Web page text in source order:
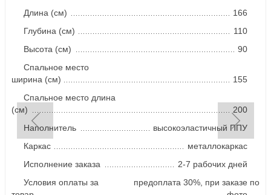
Длина (см)
166
Глубина (см)
110
Высота (см)
90
Спальное место
ширина (см)
155
Спальное место длина
(см)
200
Наполнитель
высокоэластичный ППУ
Каркас
металлокаркас
Исполнение заказа
2-7 рабочих дней
Условия оплаты за
предоплата 30%, при заказе по